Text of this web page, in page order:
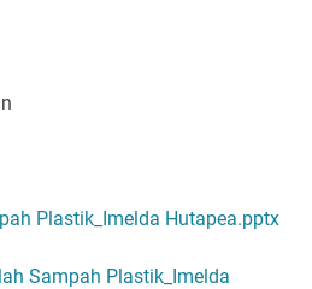
Plastik_Imelda Hutapea.pptx
Sampah Plastik_Imelda